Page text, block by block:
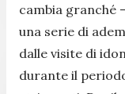
cambia granché
una serie di
dalle visite di
durante il